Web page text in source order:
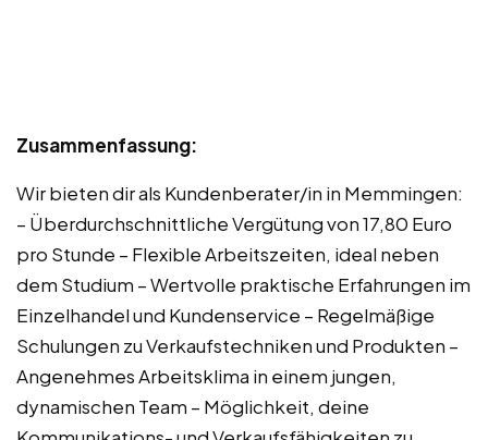
Zusammenfassung:
Wir bieten dir als Kundenberater/in in Memmingen:
– Überdurchschnittliche Vergütung von 17,80 Euro
pro Stunde – Flexible Arbeitszeiten, ideal neben
dem Studium – Wertvolle praktische Erfahrungen im
Einzelhandel und Kundenservice – Regelmäßige
Schulungen zu Verkaufstechniken und Produkten –
Angenehmes Arbeitsklima in einem jungen,
dynamischen Team – Möglichkeit, deine